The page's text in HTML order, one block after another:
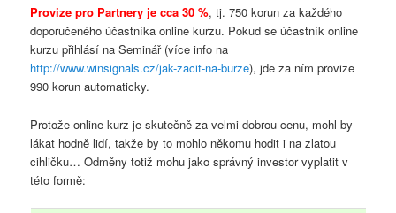
Provize pro Partnery je cca 30 %, tj. 750 korun za každého
doporučeného účastníka online kurzu. Pokud se účastník online
kurzu přihlásí na Seminář (více info na
http://www.winsignals.cz/jak-zacit-na-burze), jde za nímprovize
990 korun automaticky.
Protože online kurz je skutečně za velmi dobrou cenu, mohl by
lákat hodně lidí, takže by to mohlo někomu hodit i na zlatou
cihličku… Odměny totiž mohu jako správný investor vyplatit v
této formě: